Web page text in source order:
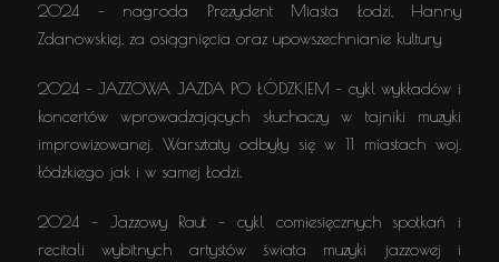
2024 – nagroda Prezydent Miasta Łodzi, Hanny
Zdanowskiej, za osiągnięcia oraz upowszechnianie kultury
2024 – JAZZOWA JAZDA PO ŁÓDZKIEM – cykl wykładów i
koncertów wprowadzających słuchaczy w tajniki muzyki
improwizowanej. Warsztaty odbyły się w 11 miastach woj.
łódzkiego jak i w samej Łodzi.
2024 – Jazzowy Raut – cykl comiesięcznych spotkań i
recitali wybitnych artystów świata muzyki jazzowej i